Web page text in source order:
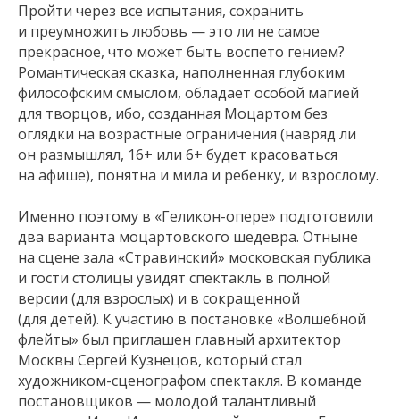
Пройти через все испытания, сохранить
и преумножить любовь — это ли не самое
прекрасное, что может быть воспето гением?
Романтическая сказка, наполненная глубоким
философским смыслом, обладает особой магией
для творцов, ибо, созданная Моцартом без
оглядки на возрастные ограничения (навряд ли
он размышлял, 16+ или 6+ будет красоваться
на афише), понятна и мила и ребенку, и взрослому.
Именно поэтому в «Геликон-опере» подготовили
два варианта моцартовского шедевра. Отныне
на сцене зала «Стравинский» московская публика
и гости столицы увидят спектакль в полной
версии (для взрослых) и в сокращенной
(для детей). К участию в постановке «Волшебной
флейты» был приглашен главный архитектор
Москвы Сергей Кузнецов, который стал
художником-сценографом спектакля. В команде
постановщиков — молодой талантливый